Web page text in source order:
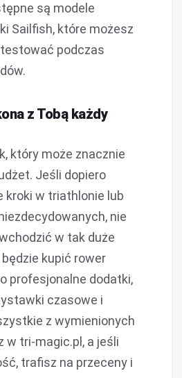
są modele
Sailfish, które możesz
podczas
z Tobą każdy
który może znacznie
Jeśli dopiero
kroki w triathlonie lub
nie
w tak duże
kupić rower
profesjonalne dodatki,
czasowe i
z wymienionych
w tri-magic.pl, a jeśli
trafisz na przeceny i